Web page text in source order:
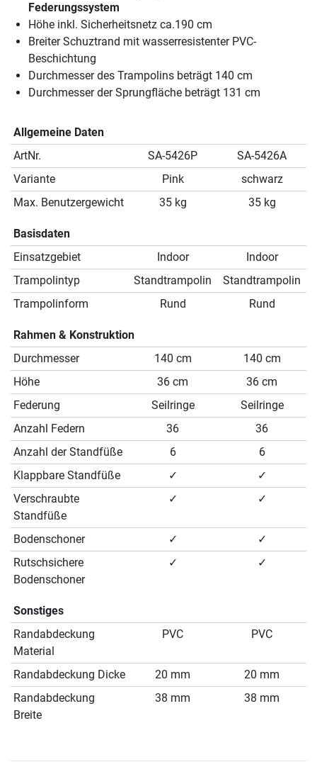
Federungssystem
Höhe inkl. Sicherheitsnetz ca.190 cm
Breiter Schuztrand mit wasserresistenter PVC-
Beschichtung
Durchmesser des Trampolins beträgt 140 cm
Durchmesser der Sprungfläche beträgt 131 cm
Allgemeine Daten
ArtNr.
SA-5426P
SA-5426A
Variante
Pink
schwarz
Max. Benutzergewicht
35 kg 35 kg
Basisdaten
Einsatzgebiet
Indoor
Indoor
Trampolintyp
Standtrampolin
Standtrampolin
Trampolinform
Rund Rund
Rahmen & Konstruktion
Durchmesser
140 cm
140 cm
Höhe
36 cm
36 cm
Federung
Seilringe
Seilringe
Anzahl Federn
36
36
Anzahl der Standfüße
6
6
Klappbare Standfüße
✓
✓
Verschraubte
Standfüße
✓ ✓
Bodenschoner ✓
✓
Rutschsichere
Bodenschoner
✓ ✓
Sonstiges
Randabdeckung
Material
PVC PVC
Randabdeckung Dicke 20 mm
20 mm
Randabdeckung
Breite
38 mm 38 mm